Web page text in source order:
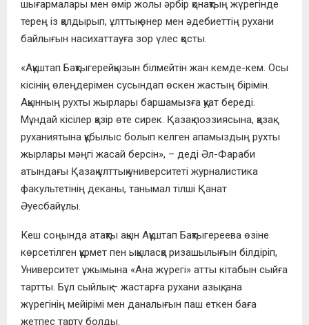
шығармалары мен өмір жолы әрбір қонақтың жүрегінде
терең із қалдырып, ұлттық өнер мен әдебиеттің рухани
байлығын насихаттауға зор үлес қосты.
«Ақұштап Бақтыгерейқызын білмейтін жан кемде-кем. Осы
кісінің өлеңдерімен сусындап өскен жастың бірімін.
Ақынның рухты жырлары баршамызға қуат береді.
Мұндай кісілер қазір өте сирек. Қазақ поэзиясына, қазақ
руханиятына құбылыс болып келген апамыздың рухты
жырлары мәңгі жасай берсін», – деді Әл-Фараби
атындағы Қазақ ұлттық университеті журналистика
факультетінің деканы, танымал тілші Қанат
Әуесбайұлы.
Кеш соңында атақты ақын Ақұштап Бақтыгереева өзіне
көрсетілген құрмет пен ықыласқа ризашылығын білдіріп,
Университет ұжымына «Ана жүрегі» атты кітабын сыйға
тартты. Бұл сыйлық – жастарға рухани азық, ана
жүрегінің мейірімі мен даналығын паш еткен баға
жетпес тарту болды.